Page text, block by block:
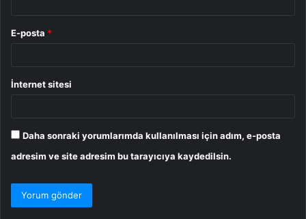
E-posta *
İnternet sitesi
Daha sonraki yorumlarımda kullanılması için adım, e-posta
adresim ve site adresim bu tarayıcıya kaydedilsin.